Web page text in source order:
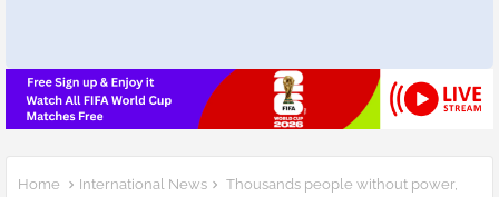
Home International News
Thousands people without power,